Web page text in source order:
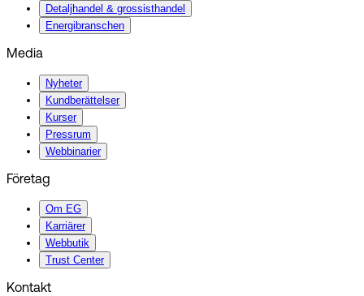
Detaljhandel & grossisthandel
Energibranschen
Media
Nyheter
Kundberättelser
Kurser
Pressrum
Webbinarier
Företag
Om EG
Karriärer
Webbutik
Trust Center
Kontakt